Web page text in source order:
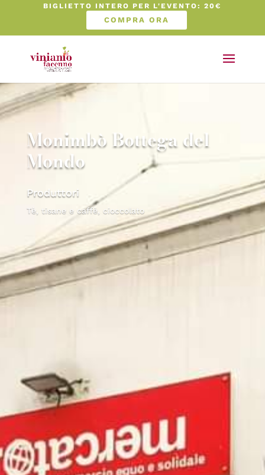
BIGLIETTO INTERO PER L'EVENTO: 20€
COMPRA ORA
Monimbò Bottega del
Mondo
Produttori
Tè, tisane e caffè, cioccolato